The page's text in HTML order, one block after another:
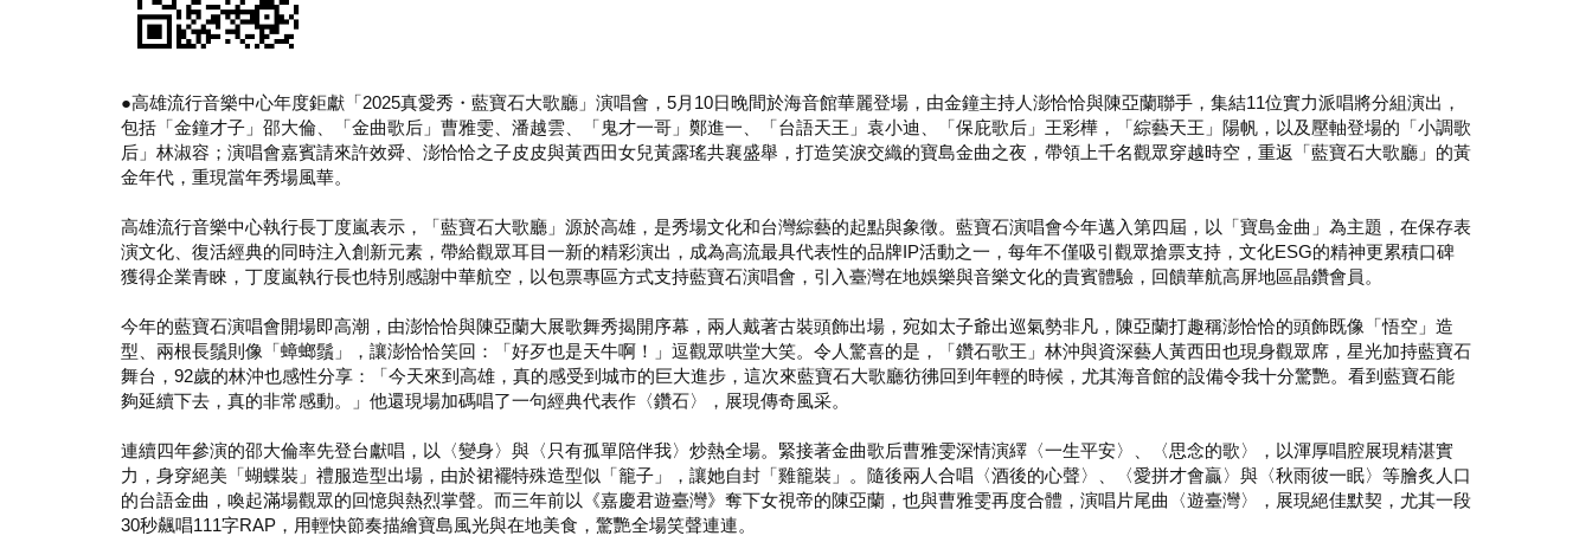
●高雄流行音樂中心年度鉅獻「2025真愛秀・藍寶石大歌廳」演唱會，5月10日晚間於海音館華麗登場，由金鐘主持人澎恰恰與陳亞蘭聯手，集結11位實力派唱將分組演出，
包括「金鐘才子」邵大倫、「金曲歌后」曹雅雯、潘越雲、「鬼才一哥」鄭進一、「台語天王」袁小迪、「保庇歌后」王彩樺，「綜藝天王」陽帆，以及壓軸登場的「小調歌
后」林淑容；演唱會嘉賓請來許效舜、澎恰恰之子皮皮與黃西田女兒黃露瑤共襄盛舉，打造笑淚交織的寶島金曲之夜，帶領上千名觀眾穿越時空，重返「藍寶石大歌廳」的黃
金年代，重現當年秀場風華。
高雄流行音樂中心執行長丁度嵐表示，「藍寶石大歌廳」源於高雄，是秀場文化和台灣綜藝的起點與象徵。藍寶石演唱會今年邁入第四屆，以「寶島金曲」為主題，在保存表
演文化、復活經典的同時注入創新元素，帶給觀眾耳目一新的精彩演出，成為高流最具代表性的品牌IP活動之一，每年不僅吸引觀眾搶票支持，文化ESG的精神更累積口碑
獲得企業青睞，丁度嵐執行長也特別感謝中華航空，以包票專區方式支持藍寶石演唱會，引入臺灣在地娛樂與音樂文化的貴賓體驗，回饋華航高屏地區晶鑽會員。
今年的藍寶石演唱會開場即高潮，由澎恰恰與陳亞蘭大展歌舞秀揭開序幕，兩人戴著古裝頭飾出場，宛如太子爺出巡氣勢非凡，陳亞蘭打趣稱澎恰恰的頭飾既像「悟空」造
型、兩根長鬚則像「蟑螂鬚」，讓澎恰恰笑回：「好歹也是天牛啊！」逗觀眾哄堂大笑。令人驚喜的是，「鑽石歌王」林沖與資深藝人黃西田也現身觀眾席，星光加持藍寶石
舞台，92歲的林沖也感性分享：「今天來到高雄，真的感受到城市的巨大進步，這次來藍寶石大歌廳彷彿回到年輕的時候，尤其海音館的設備令我十分驚艷。看到藍寶石能
夠延續下去，真的非常感動。」他還現場加碼唱了一句經典代表作〈鑽石〉，展現傳奇風采。
連續四年參演的邵大倫率先登台獻唱，以〈變身〉與〈只有孤單陪伴我〉炒熱全場。緊接著金曲歌后曹雅雯深情演繹〈一生平安〉、〈思念的歌〉，以渾厚唱腔展現精湛實
力，身穿絕美「蝴蝶裝」禮服造型出場，由於裙襬特殊造型似「籠子」，讓她自封「雞籠裝」。隨後兩人合唱〈酒後的心聲〉、〈愛拼才會贏〉與〈秋雨彼一眠〉等膾炙人口
的台語金曲，喚起滿場觀眾的回憶與熱烈掌聲。而三年前以《嘉慶君遊臺灣》奪下女視帝的陳亞蘭，也與曹雅雯再度合體，演唱片尾曲〈遊臺灣〉，展現絕佳默契，尤其一段
30秒飆唱111字RAP，用輕快節奏描繪寶島風光與在地美食，驚艷全場笑聲連連。